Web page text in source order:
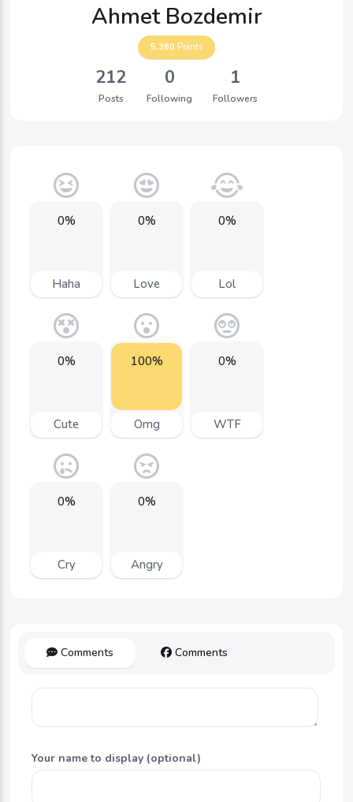
Ahmet Bozdemir
5,360 Points
212
Posts
0
Following
1
Followers
0%
Haha
0%
Love
0%
Lol
0%
Cute
100%
Omg
0%
WTF
0%
Cry
0%
Angry
Comments Comments
Your name to display (optional)